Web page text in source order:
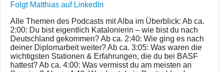
Folgt Matthias auf LinkedIn
Alle Themen des Podcasts mit Alba im Überblick: Ab ca.
2:00: Du bist eigentlich Katalonierin – wie bist du nach
Deutschland gekommen? Ab ca. 2:40: Wie ging es nach
deiner Diplomarbeit weiter? Ab ca. 3:05: Was waren die
wichtigsten Stationen & Erfahrungen, die du bei BASF
hattest? Ab ca. 4:00: Was vermisst du am meisten an